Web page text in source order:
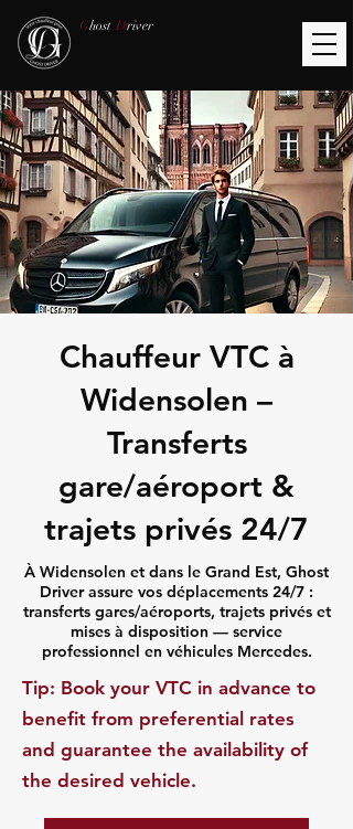
Ghost Driver
Chauffeur VTC à
Widensolen –
Transferts
gare/aéroport &
trajets privés 24/7
À Widensolen et dans le Grand Est, Ghost
Driver assure vos déplacements 24/7 :
transferts gares/aéroports, trajets privés et
mises à disposition — service
professionnel en véhicules Mercedes.
​Tip: Book your VTC in advance to
benefit from preferential rates
and guarantee the availability of
the desired vehicle.